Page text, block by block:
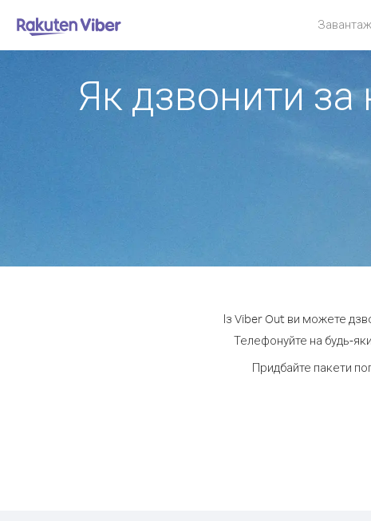
Як дзвонити
Із Viber Out ви можете
Телефонуйте на будь-
Придбайте пакети